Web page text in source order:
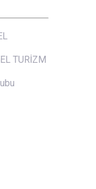
TURİZM